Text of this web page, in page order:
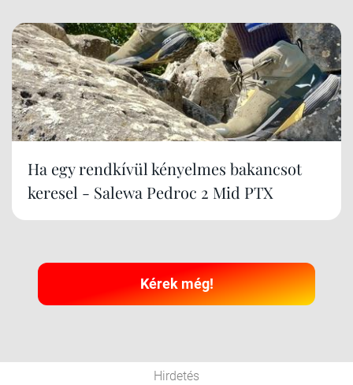
Ha egy rendkívül kényelmes bakancsot
keresel - Salewa Pedroc 2 Mid PTX
Kérek még!
Hirdetés